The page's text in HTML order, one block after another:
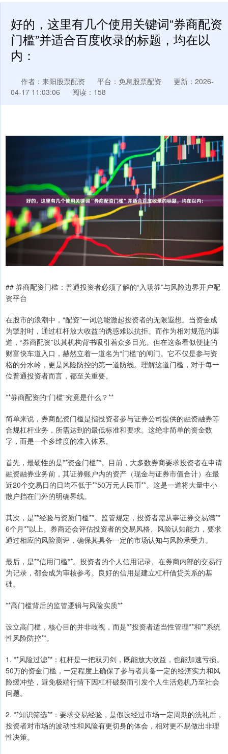
好的，这里有几个使用关键词“券商配资
门槛”并适合百度收录的标题，均在以
内：
作者：耒阳股票配资 平台：免息股票配资
更新：2026-
04-17 11:03:06
阅读：158
## 券商配资门槛：普通投资者必须了解的“入场券”与风险边界开户配
资平台
在股市的浪潮中，“配资”一词总能激起投资者的无限遐想。当资金成
为掣肘时，通过杠杆放大收益的诱惑难以抗拒。而作为相对规范的渠
道，“券商配资”以其机构背书吸引着众多目光。但在这条看似便捷的
财富快车道入口，赫然立着一道名为“门槛”的闸门。它不仅是参与资
格的分水岭，更是风险防控的第一道防线。理解这道门槛，对于每一
位普通投资者而言，都至关重要。
**券商配资的“门槛”究竟是什么？**
简单来说，券商配资门槛是指投资者参与证券公司提供的融资融券等
合规杠杆业务，所需达到的最低标准和要求。这绝非简单的资金数
字，而是一个多维度的准入体系。
首先，最硬性的是**资金门槛**。目前，大多数券商要求投资者在申请
融资融券业务前，其证券账户内的资产（现金与证券市值合计）在最
近20个交易日的日均不低于**50万元人民币**。这是一道将大量中小
散户挡在门外的明确界线。
其次，是**经验与资质门槛**。监管规定，投资者需从事证券交易满**
6个月**以上。券商还会评估投资者的交易风格、风险认知能力，要求
通过相应的风险测评，确保其具备一定的市场认知与风险承受力。
最后，是**信用门槛**。投资者的个人信用记录、在券商内部的交易行
为记录，都会成为审核参考。良好的信用是建立杠杆借贷关系的基
础。
**高门槛背后的监管逻辑与风险实质**
设立高门槛，核心目的并非歧视，而是**投资者适当性管理**和**系统
性风险防控**。
1. **风险过滤**：杠杆是一把双刃剑，既能放大收益，也能加速亏损。
50万的资金门槛，一定程度上确保了参与者具备一定的经济实力和风
险缓冲垫，避免极端行情下因杠杆破裂而引发个人生活危机乃至社会
问题。
2. **知识筛选**：要求交易经验，是假设经过市场一定周期的洗礼后，
投资者对市场的波动性和风险有更切身的体会，相对更不易做出非理
性决策。